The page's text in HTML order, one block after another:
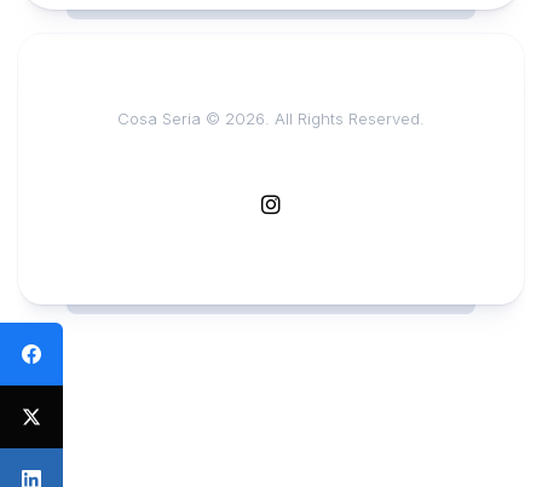
Cosa Seria © 2026. All Rights Reserved.